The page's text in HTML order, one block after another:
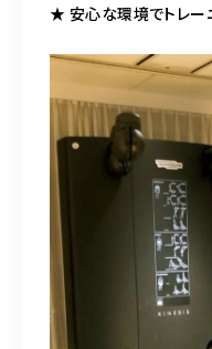
★ 安心な環境でトレー